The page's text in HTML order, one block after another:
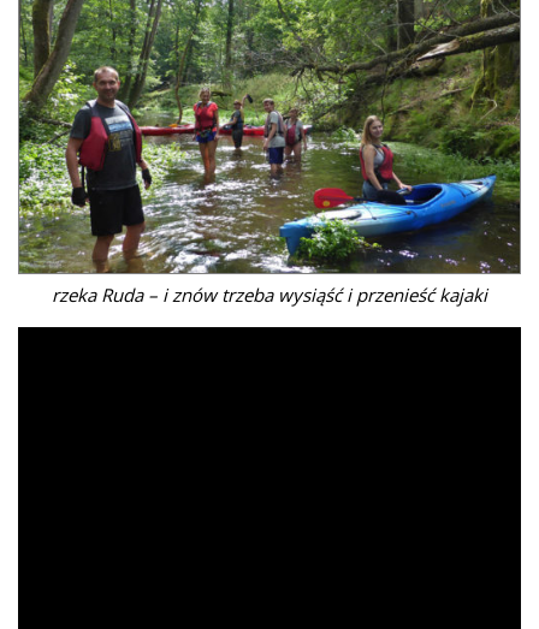
rzeka Ruda – i znów trzeba wysiąść i przenieść kajaki